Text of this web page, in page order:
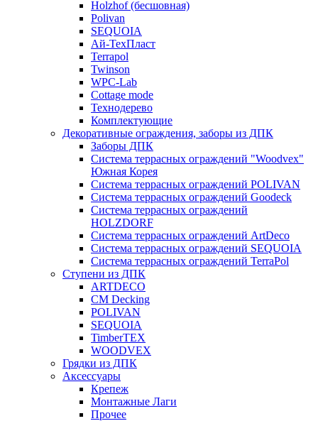
Holzhof (бесшовная)
Polivan
SEQUOIA
Ай-ТехПласт
Terrapol
Twinson
WPC-Lab
Cottage mode
Технодерево
Комплектующие
Декоративные ограждения, заборы из ДПК
Заборы ДПК
Система террасных ограждений "Woodvex"
Южная Корея
Система террасных ограждений POLIVAN
Система террасных ограждений Goodeck
Система террасных ограждений
HOLZDORF
Система террасных ограждений ArtDeco
Система террасных ограждений SEQUOIA
Система террасных ограждений TerraPol
Ступени из ДПК
ARTDECO
CM Decking
POLIVAN
SEQUOIA
TimberTEX
WOODVEX
Грядки из ДПК
Аксессуары
Крепеж
Монтажные Лаги
Прочее